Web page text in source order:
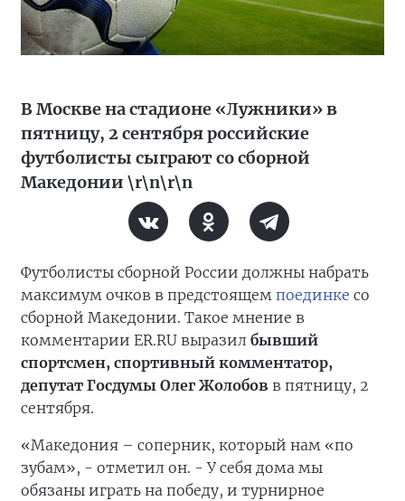
В Москве на стадионе «Лужники» в
пятницу, 2 сентября российские
футболисты сыграют со сборной
Македонии \r\n\r\n
Футболисты сборной России должны набрать
максимум очков в предстоящем поединке со
сборной Македонии. Такое мнение в
комментарии ER.RU выразил бывший
спортсмен, спортивный комментатор,
депутат Госдумы Олег Жолобов в пятницу, 2
сентября.
«Македония – соперник, который нам «по
зубам», - отметил он. - У себя дома мы
обязаны играть на победу, и турнирное